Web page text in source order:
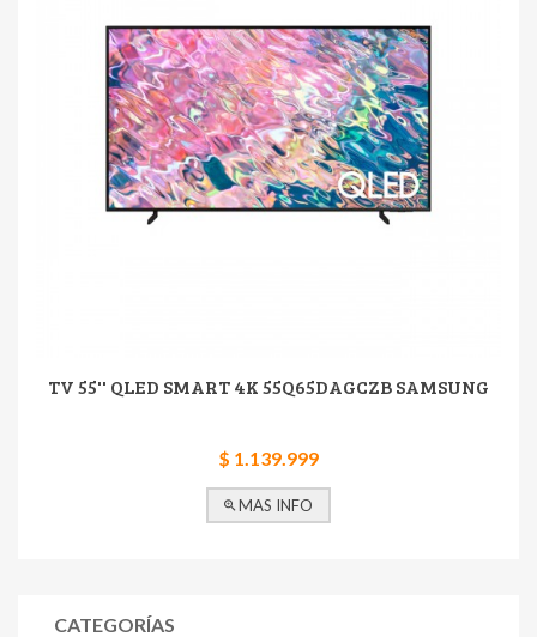
TV 55'' QLED SMART 4K 55Q65DAGCZB SAMSUNG
$ 1.139.999
MAS INFO
CATEGORÍAS